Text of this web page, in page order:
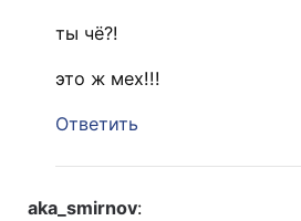
ты чё?!
это ж мех!!!
Ответить
aka_smirnov: